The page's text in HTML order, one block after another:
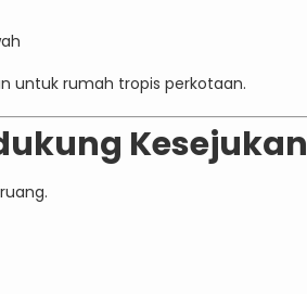
untuk rumah tropis perkotaan.
Kesejukan